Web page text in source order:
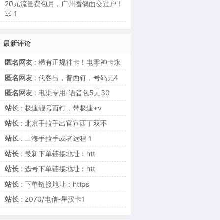
20元流量费包月，广州番偶面交过户！
1
最新评论
匿名网友: 稀有正规神卡！电零神卡永
匿名网友: 代客出，普西钉，号码无4
匿名网友: 电渠专用-语音包5元30
站长: 极速靓号西钉，带极速+v
站长: 北京手拉手出官宣西丁双不
站长: 上海手拉手或者远程 1
站长: 最新下单链接地址：htt
站长: 选号下单链接地址：htt
站长: 下单链接地址：https
站长: Z070/电信-星汉卡1